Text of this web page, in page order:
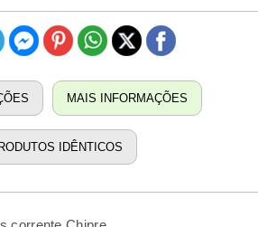
MAIS INFORMAÇÕES
IDÊNTICOS